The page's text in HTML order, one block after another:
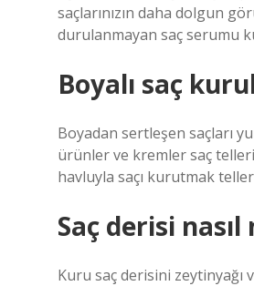
saçlarınızın daha dolgun
durulanmayan saç serumu
Boyalı saç
Boyadan sertleşen saçları
ürünler ve kremler saç
havluyla saçı kurutmak
Saç derisi
Kuru saç derisini zeytinyağı